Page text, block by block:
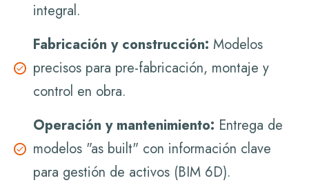
integral.
Fabricación y construcción: Modelos
precisos para pre-fabricación, montaje y
control en obra.
Operación y mantenimiento: Entrega de
modelos "as built" con información clave
para gestión de activos (BIM 6D).